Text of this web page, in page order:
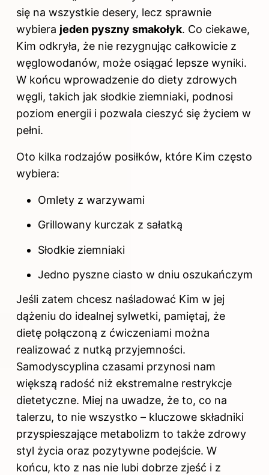
się na wszystkie desery, lecz sprawnie
wybiera jeden pyszny smakołyk. Co ciekawe,
Kim odkryła, że nie rezygnując całkowicie z
węglowodanów, może osiągać lepsze wyniki.
W końcu wprowadzenie do diety zdrowych
węgli, takich jak słodkie ziemniaki, podnosi
poziom energii i pozwala cieszyć się życiem w
pełni.
Oto kilka rodzajów posiłków, które Kim często
wybiera:
Omlety z warzywami
Grillowany kurczak z sałatką
Słodkie ziemniaki
Jedno pyszne ciasto w dniu oszukańczym
Jeśli zatem chcesz naśladować Kim w jej
dążeniu do idealnej sylwetki, pamiętaj, że
dietę połączoną z ćwiczeniami można
realizować z nutką przyjemności.
Samodyscyplina czasami przynosi nam
większą radość niż ekstremalne restrykcje
dietetyczne. Miej na uwadze, że to, co na
talerzu, to nie wszystko – kluczowe składniki
przyspieszające metabolizm to także zdrowy
styl życia oraz pozytywne podejście. W
końcu, kto z nas nie lubi dobrze zjeść i z